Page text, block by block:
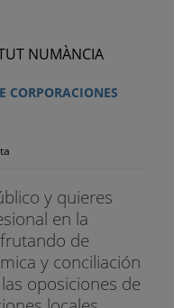
CORPORACIONES
y quieres
en la
de
y conciliación
oposiciones de